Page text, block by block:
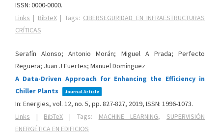
ISSN: 0000-0000.
Links | BibTeX| Tags: CIBERSEGURIDAD EN INFRAESTRUCTURAS
CRÍTICAS
Serafín Alonso; Antonio Morán; Miguel A Prada; Perfecto
Reguera; Juan J Fuertes; Manuel Domínguez
A Data-Driven Approach for Enhancing the Efficiency in
Chiller Plants
Journal Article
In: Energies, vol. 12, no. 5, pp. 827-827, 2019, ISSN: 1996-1073.
Links | BibTeX | Tags: MACHINE LEARNING,SUPERVISIÓN
ENERGÉTICA EN EDIFICIOS